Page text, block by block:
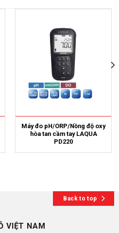
Máy đo pH/ORP/Nồng độ oxy
hòa tan cầm tay LAQUA
PD220
Back to top
VIỆT NAM